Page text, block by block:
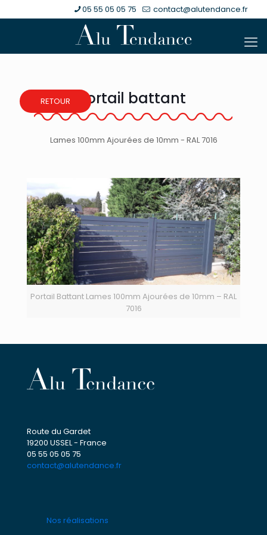
05 55 05 05 75 contact@alutendance.fr
RETOUR Portail battant
Lames 100mm Ajourées de 10mm - RAL 7016
Portail Battant Lames 100mm Ajourées de 10mm – RAL
7016
Route du Gardet
19200 USSEL - France
05 55 05 05 75
contact@alutendance.fr
Nos réalisations